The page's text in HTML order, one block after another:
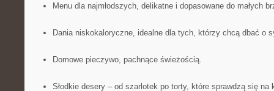
Menu dla najmłodszych, delikatne i dopasowane do małych
Dania niskokaloryczne, idealne dla tych, którzy chcą dbać o
Domowe pieczywo, pachnące świeżością.
Słodkie desery – od szarlotek po torty, które sprawdzą się na